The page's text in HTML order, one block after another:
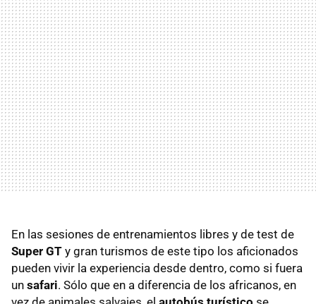
En las sesiones de entrenamientos libres y de test de
Super GT y gran turismos de este tipo los aficionados
pueden vivir la experiencia desde dentro, como si fuera
un safari. Sólo que en a diferencia de los africanos, en